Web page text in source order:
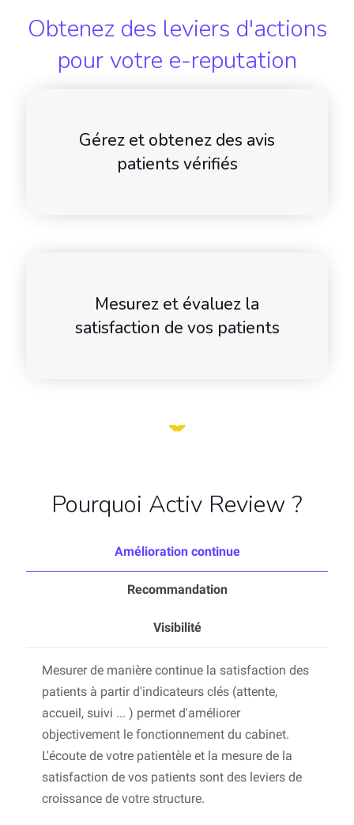
Obtenez des leviers d'actions
pour votre e-reputation
Gérez et obtenez des avis
patients vérifiés
Mesurez et évaluez la
satisfaction de vos patients
Pourquoi Activ Review ?
Amélioration continue
Recommandation
Visibilité
Mesurer de manière continue la satisfaction des
patients à partir d'indicateurs clés (attente,
accueil, suivi ... ) permet d'améliorer
objectivement le fonctionnement du cabinet.
L'écoute de votre patientèle et la mesure de la
satisfaction de vos patients sont des leviers de
croissance de votre structure.